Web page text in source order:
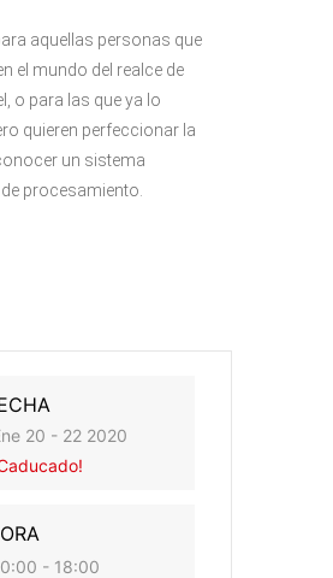
aquellas personas que
el mundo del realce de
o para las que ya lo
quieren perfeccionar la
un sistema
procesamiento.
20 - 22 2020
- 18:00